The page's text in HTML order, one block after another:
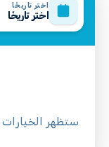
اختر تاريخًا
اختر تاريخًا
ستظهر الخيارات